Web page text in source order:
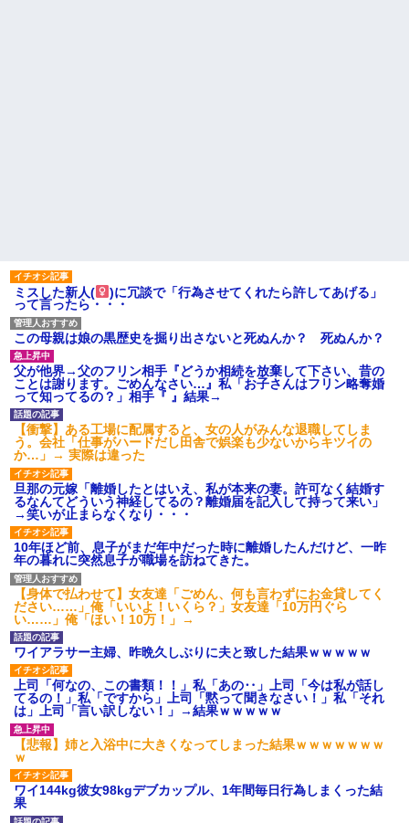
ミスした新人(
)に冗談で「行為させてくれたら許してあげる」
って言ったら・・・
この母親は娘の黒歴史を掘り出さないと死ぬんか？ 死ぬんか？
父が他界→父のフリン相手『どうか相続を放棄して下さい、昔の
ことは謝ります。ごめんなさい…』私「お子さんはフリン略奪婚
って知ってるの？」相手『 』結果→
【衝撃】ある工場に配属すると、女の人がみんな退職してしま
う。会社「仕事がハードだし田舎で娯楽も少ないからキツイの
か…」→ 実際は違った
旦那の元嫁「離婚したとはいえ、私が本来の妻。許可なく結婚す
るなんてどういう神経してるの？離婚届を記入して持って来い」
→笑いが止まらなくなり・・・
10年ほど前、息子がまだ年中だった時に離婚したんだけど、一昨
年の暮れに突然息子が職場を訪ねてきた。
【身体で払わせて】女友達「ごめん、何も言わずにお金貸してく
ださい……」俺「いいよ！いくら？」女友達「10万円ぐら
い……」俺「ほい！10万！」→
ワイアラサー主婦、昨晩久しぶりに夫と致した結果ｗｗｗｗｗ
上司「何なの、この書類！！」私「あの‥」上司「今は私が話し
てるの！」私「ですから」上司「黙って聞きなさい！」私「それ
は」上司「言い訳しない！」→結果ｗｗｗｗｗ
【悲報】姉と入浴中に大きくなってしまった結果ｗｗｗｗｗｗｗ
ｗ
ワイ144kg彼女98kgデブカップル、1年間毎日行為しまくった結
果